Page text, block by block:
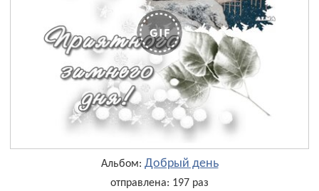
Альбом: Добрый день
отправлена: 197 раз